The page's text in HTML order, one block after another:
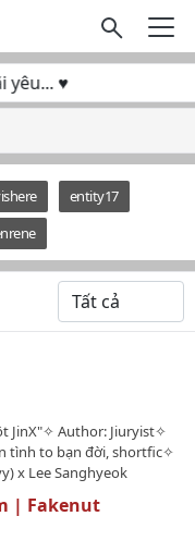
♥
entity17
JinX"✧ Author: Jiuryist✧
tình to bạn đời, shortfic✧
x Lee Sanghyeok
| Fakenut